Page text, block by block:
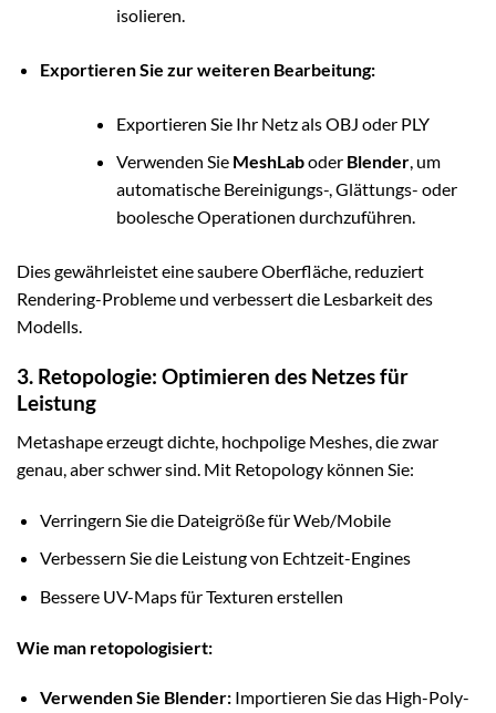
isolieren.
Exportieren Sie zur weiteren Bearbeitung:
Exportieren Sie Ihr Netz als OBJ oder PLY
Verwenden Sie MeshLaboder Blender, um
automatische Bereinigungs-, Glättungs- oder
boolesche Operationen durchzuführen.
Dies gewährleistet eine saubere Oberfläche, reduziert
Rendering-Probleme und verbessert die Lesbarkeit des
Modells.
3. Retopologie: Optimieren des Netzes für
Leistung
Metashape erzeugt dichte, hochpolige Meshes, die zwar
genau, aber schwer sind. Mit Retopology können Sie:
Verringern Sie die Dateigröße für Web/Mobile
Verbessern Sie die Leistung von Echtzeit-Engines
Bessere UV-Maps für Texturen erstellen
Wie man retopologisiert:
Verwenden Sie Blender:Importieren Sie das High-Poly-